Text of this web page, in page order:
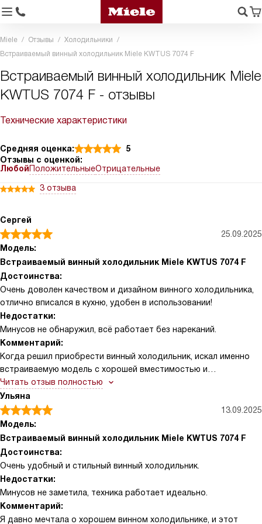
Miele Отзывы
Холодильники
Встраиваемый винный холодильник Miele KWTUS 7074 F
Встраиваемый винный холодильник Miele
KWTUS 7074 F - отзывы
Технические характеристики
Средняя оценка:
5
Отзывы с оценкой:
ЛюбойПоложительныеОтрицательные
3 отзыва
Сергей
25.09.2025
Модель:
Встраиваемый винный холодильник Miele KWTUS 7074 F
Достоинства:
Очень доволен качеством и дизайном винного холодильника,
отлично вписался в кухню, удобен в использовании!
Недостатки:
Минусов не обнаружил, всё работает без нареканий.
Комментарий:
Когда решил приобрести винный холодильник, искал именно
встраиваемую модель с хорошей вместимостью и
современными функциями. Этот вариант приятно удивил меня
с первых дней эксплуатации. Черная тонированная стеклянная
дверь с УФ-фильтром не только стильно смотрится, но и
надежно защищает мои вина от вредного света. Очень
удобно, что есть электронная регулировка температуры с
без инструкции разобрался сразу. Особенно понравилась
функция динамического охлаждения DynaCool — температура
внутри всегда равномерная, что важно для правильного
хранения разных сортов. Для меня было важно, чтобы полки
были деревянные и гибкие — их можно переставлять,
Читать отзыв полностью
Ульяна
13.09.2025
Модель:
Встраиваемый винный холодильник Miele KWTUS 7074 F
Достоинства:
Очень удобный и стильный винный холодильник.
Недостатки:
Минусов не заметила, техника работает идеально.
Комментарий:
Я давно мечтала о хорошем винном холодильнике, и этот